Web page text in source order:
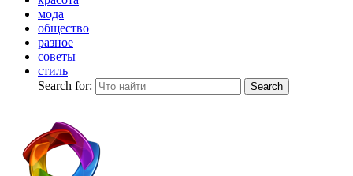
мода
общество
разное
советы
стиль
Search for:
Search